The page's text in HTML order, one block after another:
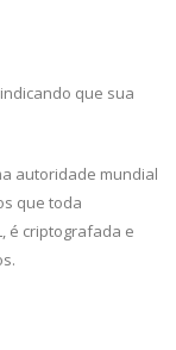
que sua
autoridade mundial
que toda
é criptografada e